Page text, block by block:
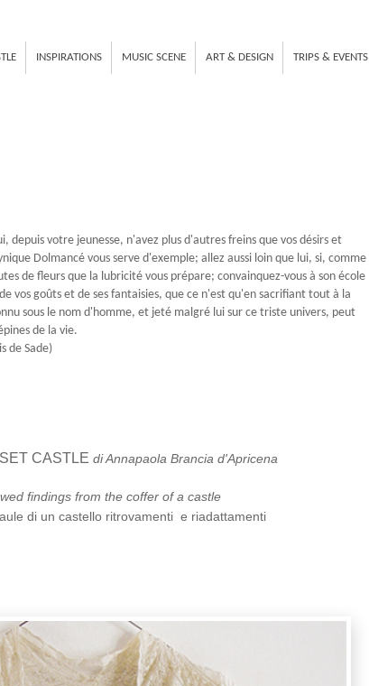
INSPIRATIONS MUSIC SCENE ART & DESIGN TRIPS & EVENTS
depuis votre jeunesse, n'avez plus d'autres freins que vos désirs et
Dolmancé vous serve d'exemple; allez aussi loin que lui, si, comme
de fleurs que la lubricité vous prépare; convainquez-vous à son école
vos goûts et de ses fantaisies, que ce n'est qu'en sacrifiant tout à la
sous le nom d'homme, et jeté malgré lui sur ce triste univers, peut
de la vie.
de Sade)
CASTLE di Annapaola Brancia d'Apricena
findings from the coffer of a castle
di un castello ritrovamenti e riadattamenti